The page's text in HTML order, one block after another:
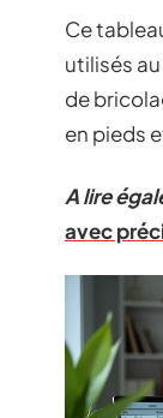
Ce
utilisés
de
en pieds
A lire
avec